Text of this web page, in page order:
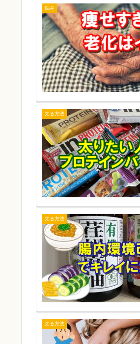
悩み
太る方法
太る方法
太る方法